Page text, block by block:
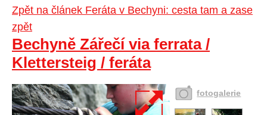
Zpět na článek Feráta v Bechyni: cesta tam a zase
zpět
Bechyně Zářečí via ferrata /
Klettersteig / feráta
fotogalerie